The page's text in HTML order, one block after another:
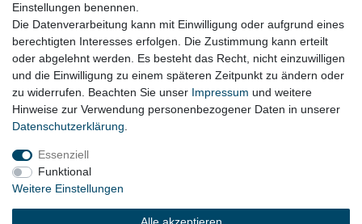
** Hierbei handelt es sich um ein Pflichtfeld.
Impressum Daten­schutz­erklärung AGB
Widerrufs­recht
Einstellungen benennen.
Die Datenverarbeitung kann mit Einwilligung oder aufgrund eines
berechtigten Interesses erfolgen. Die Zustimmung kann erteilt
oder abgelehnt werden. Es besteht das Recht, nicht einzuwilligen
und die Einwilligung zu einem späteren Zeitpunkt zu ändern oder
zu widerrufen. Beachten Sie unser Impressum und weitere
Hinweise zur Verwendung personenbezogener Daten in unserer
Daten­schutz­erklärung
Essenziell
Funktional
Weitere Einstellungen